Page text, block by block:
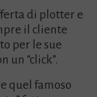
di plotter e
il cliente
per le sue
un “click”.
quel famoso